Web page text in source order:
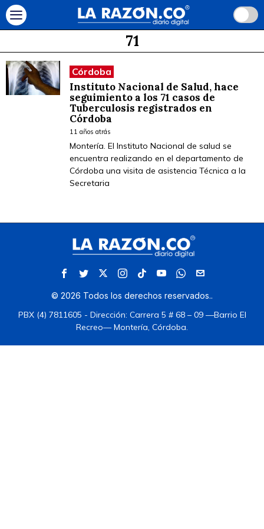
71
Córdoba
Instituto Nacional de Salud, hace
seguimiento a los 71 casos de
Tuberculosis registrados en
Córdoba
11 años atrás
Montería. El Instituto Nacional de salud se
encuentra realizando en el departamento de
Córdoba una visita de asistencia Técnica a la
Secretaria
© 2026 Todos los derechos reservados..
PBX (4) 7811605 - Dirección: Carrera 5 # 68 – 09 —Barrio El
Recreo— Montería, Córdoba.